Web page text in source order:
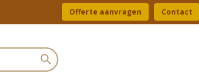
Offerte aanvragen Contact